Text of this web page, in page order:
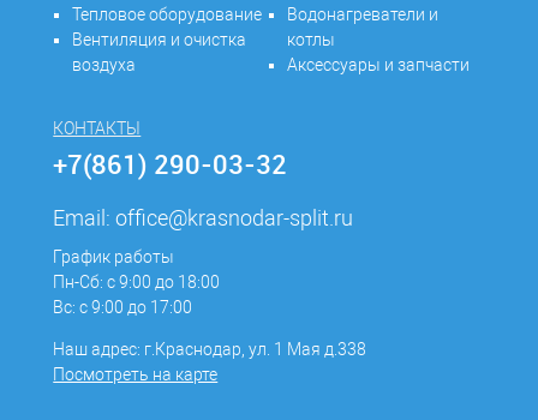
Тепловое оборудование
Вентиляция и очистка
воздуха
Водонагреватели и
котлы
Аксессуары и запчасти
КОНТАКТЫ
+7(861) 290-03-32
Email:office@krasnodar-split.ru
График работы
Пн-Сб: с 9:00 до 18:00
Вс: с 9:00 до 17:00
Наш адрес: г.Краснодар, ул. 1 Мая д.338
Посмотреть на карте